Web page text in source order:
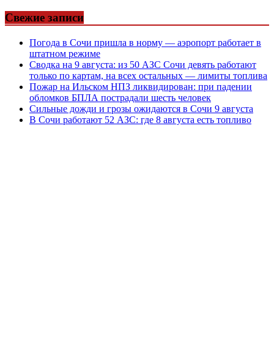
Свежие записи
Погода в Сочи пришла в норму — аэропорт работает в
штатном режиме
Сводка на 9 августа: из 50 АЗС Сочи девять работают
только по картам, на всех остальных — лимиты топлива
Пожар на Ильском НПЗ ликвидирован: при падении
обломков БПЛА пострадали шесть человек
Сильные дожди и грозы ожидаются в Сочи 9 августа
В Сочи работают 52 АЗС: где 8 августа есть топливо